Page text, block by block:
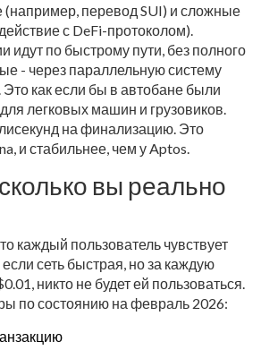
(например, перевод SUI) и сложные
с DeFi-протоколом).
идут по быстрому пути, без полного
- через параллельную систему
как если бы в автобане были
легковых машин и грузовиков.
на финализацию. Это
и стабильнее, чем у Aptos.
вы реально
каждый пользователь чувствует
сеть быстрая, но за каждую
никто не будет ей пользоваться.
по состоянию на февраль 2026: